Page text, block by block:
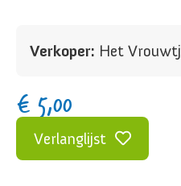
Verkoper: Het
€ 5,00
Verlanglijst